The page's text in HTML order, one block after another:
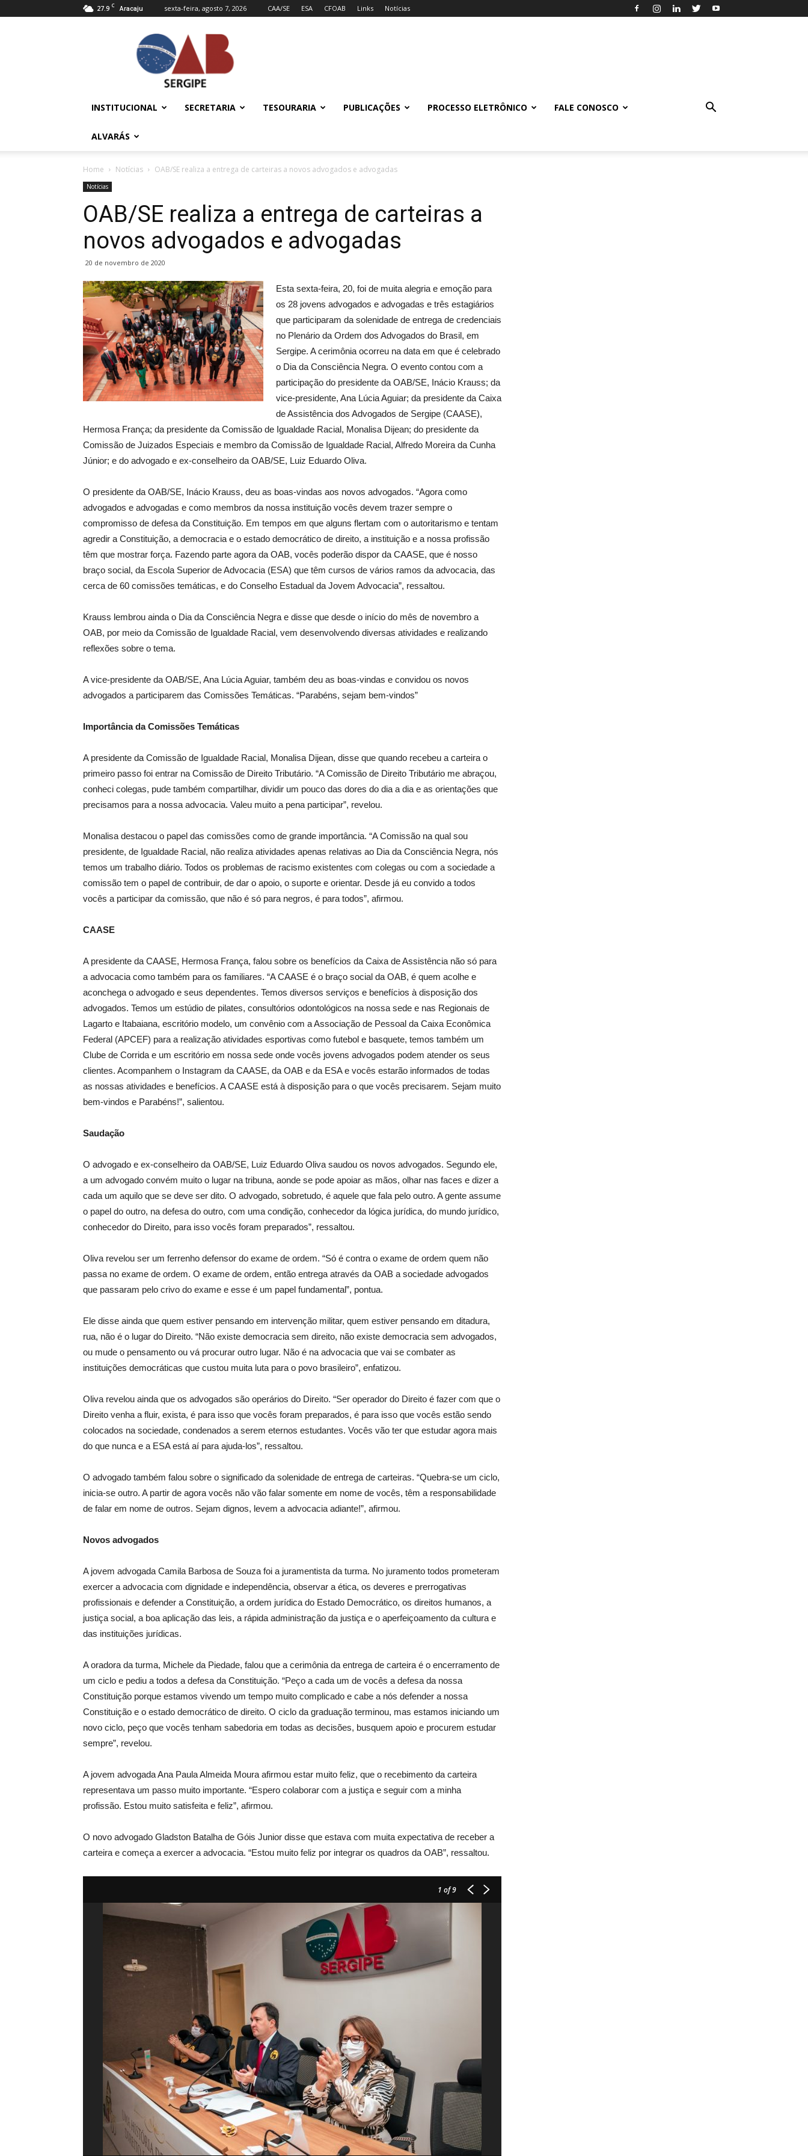
27.9 C Aracaju sexta-feira, agosto 7, 2026 CAA/SE ESA CFOAB Links Notícias
OAB/SE
Ordem
do
INSTITUCIONAL SECRETARIA TESOURARIA PUBLICAÇÕES PROCESSO ELETRÔNICO FALE CONOSCO
ALVARÁS
Home Notícias OAB/SE realiza a entrega de carteiras a novos advogados e advogadas
Notícias
OAB/SE realiza a entrega de carteiras a
novos advogados e advogadas
20 de novembro de 2020
Esta sexta-feira, 20, foi de muita alegria e emoção para
os 28 jovens advogados e advogadas e três estagiários
que participaram da solenidade de entrega de credenciais
no Plenário da Ordem dos Advogados do Brasil, em
Sergipe. A cerimônia ocorreu na data em que é celebrado
o Dia da Consciência Negra. O evento contou com a
participação do presidente da OAB/SE, Inácio Krauss; da
vice-presidente, Ana Lúcia Aguiar; da presidente da Caixa
de Assistência dos Advogados de Sergipe (CAASE),
Hermosa França; da presidente da Comissão de Igualdade Racial, Monalisa Dijean; do presidente da
Comissão de Juizados Especiais e membro da Comissão de Igualdade Racial, Alfredo Moreira da Cunha
Júnior; e do advogado e ex-conselheiro da OAB/SE, Luiz Eduardo Oliva.
O presidente da OAB/SE, Inácio Krauss, deu as boas-vindas aos novos advogados. “Agora como
advogados e advogadas e como membros da nossa instituição vocês devem trazer sempre o
compromisso de defesa da Constituição. Em tempos em que alguns flertam com o autoritarismo e tentam
agredir a Constituição, a democracia e o estado democrático de direito, a instituição e a nossa profissão
têm que mostrar força. Fazendo parte agora da OAB, vocês poderão dispor da CAASE, que é nosso
braço social, da Escola Superior de Advocacia (ESA) que têm cursos de vários ramos da advocacia, das
cerca de 60 comissões temáticas, e do Conselho Estadual da Jovem Advocacia”, ressaltou.
Krauss lembrou ainda o Dia da Consciência Negra e disse que desde o início do mês de novembro a
OAB, por meio da Comissão de Igualdade Racial, vem desenvolvendo diversas atividades e realizando
reflexões sobre o tema.
A vice-presidente da OAB/SE, Ana Lúcia Aguiar, também deu as boas-vindas e convidou os novos
advogados a participarem das Comissões Temáticas. “Parabéns, sejam bem-vindos”
Importância da Comissões Temáticas
A presidente da Comissão de Igualdade Racial, Monalisa Dijean, disse que quando recebeu a carteira o
primeiro passo foi entrar na Comissão de Direito Tributário. “A Comissão de Direito Tributário me abraçou,
conheci colegas, pude também compartilhar, dividir um pouco das dores do dia a dia e as orientações que
precisamos para a nossa advocacia. Valeu muito a pena participar”, revelou.
Monalisa destacou o papel das comissões como de grande importância. “A Comissão na qual sou
presidente, de Igualdade Racial, não realiza atividades apenas relativas ao Dia da Consciência Negra, nós
temos um trabalho diário. Todos os problemas de racismo existentes com colegas ou com a sociedade a
comissão tem o papel de contribuir, de dar o apoio, o suporte e orientar. Desde já eu convido a todos
vocês a participar da comissão, que não é só para negros, é para todos”, afirmou.
CAASE
A presidente da CAASE, Hermosa França, falou sobre os benefícios da Caixa de Assistência não só para
a advocacia como também para os familiares. “A CAASE é o braço social da OAB, é quem acolhe e
aconchega o advogado e seus dependentes. Temos diversos serviços e benefícios à disposição dos
advogados. Temos um estúdio de pilates, consultórios odontológicos na nossa sede e nas Regionais de
Lagarto e Itabaiana, escritório modelo, um convênio com a Associação de Pessoal da Caixa Econômica
Federal (APCEF) para a realização atividades esportivas como futebol e basquete, temos também um
Clube de Corrida e um escritório em nossa sede onde vocês jovens advogados podem atender os seus
clientes. Acompanhem o Instagram da CAASE, da OAB e da ESA e vocês estarão informados de todas
as nossas atividades e benefícios. A CAASE está à disposição para o que vocês precisarem. Sejam muito
bem-vindos e Parabéns!”, salientou.
Saudação
O advogado e ex-conselheiro da OAB/SE, Luiz Eduardo Oliva saudou os novos advogados. Segundo ele,
a um advogado convém muito o lugar na tribuna, aonde se pode apoiar as mãos, olhar nas faces e dizer a
cada um aquilo que se deve ser dito. O advogado, sobretudo, é aquele que fala pelo outro. A gente assume
o papel do outro, na defesa do outro, com uma condição, conhecedor da lógica jurídica, do mundo jurídico,
conhecedor do Direito, para isso vocês foram preparados”, ressaltou.
Oliva revelou ser um ferrenho defensor do exame de ordem. “Só é contra o exame de ordem quem não
passa no exame de ordem. O exame de ordem, então entrega através da OAB a sociedade advogados
que passaram pelo crivo do exame e esse é um papel fundamental”, pontua.
Ele disse ainda que quem estiver pensando em intervenção militar, quem estiver pensando em ditadura,
rua, não é o lugar do Direito. “Não existe democracia sem direito, não existe democracia sem advogados,
ou mude o pensamento ou vá procurar outro lugar. Não é na advocacia que vai se combater as
instituições democráticas que custou muita luta para o povo brasileiro”, enfatizou.
Oliva revelou ainda que os advogados são operários do Direito. “Ser operador do Direito é fazer com que o
Direito venha a fluir, exista, é para isso que vocês foram preparados, é para isso que vocês estão sendo
colocados na sociedade, condenados a serem eternos estudantes. Vocês vão ter que estudar agora mais
do que nunca e a ESA está aí para ajuda-los”, ressaltou.
O advogado também falou sobre o significado da solenidade de entrega de carteiras. “Quebra-se um ciclo,
inicia-se outro. A partir de agora vocês não vão falar somente em nome de vocês, têm a responsabilidade
de falar em nome de outros. Sejam dignos, levem a advocacia adiante!”, afirmou.
Novos advogados
A jovem advogada Camila Barbosa de Souza foi a juramentista da turma. No juramento todos prometeram
exercer a advocacia com dignidade e independência, observar a ética, os deveres e prerrogativas
profissionais e defender a Constituição, a ordem jurídica do Estado Democrático, os direitos humanos, a
justiça social, a boa aplicação das leis, a rápida administração da justiça e o aperfeiçoamento da cultura e
das instituições jurídicas.
A oradora da turma, Michele da Piedade, falou que a cerimônia da entrega de carteira é o encerramento de
um ciclo e pediu a todos a defesa da Constituição. “Peço a cada um de vocês a defesa da nossa
Constituição porque estamos vivendo um tempo muito complicado e cabe a nós defender a nossa
Constituição e o estado democrático de direito. O ciclo da graduação terminou, mas estamos iniciando um
novo ciclo, peço que vocês tenham sabedoria em todas as decisões, busquem apoio e procurem estudar
sempre”, revelou.
A jovem advogada Ana Paula Almeida Moura afirmou estar muito feliz, que o recebimento da carteira
representava um passo muito importante. “Espero colaborar com a justiça e seguir com a minha
profissão. Estou muito satisfeita e feliz”, afirmou.
O novo advogado Gladston Batalha de Góis Junior disse que estava com muita expectativa de receber a
carteira e começa a exercer a advocacia. “Estou muito feliz por integrar os quadros da OAB”, ressaltou.
1 of 9